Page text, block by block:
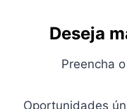
Deseja
Preencha
Oportunidades